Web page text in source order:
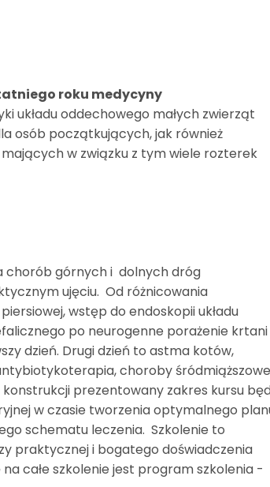
roku medycyny
układu oddechowego małych zwierząt
osób początkujących, jak również
w związku z tym wiele rozterek
chorób górnych i dolnych dróg
ujęciu. Od różnicowania
wstęp do endoskopii układu
po neurogenne porażenie krtani
dzień. Drugi dzień to astma kotów,
choroby
konstrukcji prezentowany zakres kursu
w czasie tworzenia optymalnego
schematu leczenia. Szkolenie to
praktycznej i bogatego doświadczenia
całe szkolenie jest program szkolenia -